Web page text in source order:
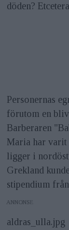
döden?
Personernas
förutom en
Barberaren
Maria har varit
ligger i
Grekland
stipendium
ANNONS
aldras_ulla.jpg